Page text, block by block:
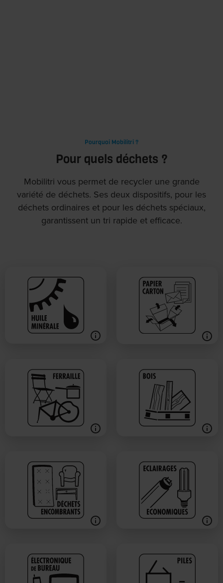
Pourquoi Mobilitri ?
Pour quels déchets ?
Mobilitri vous permet de recycler une grande
variété de déchets. Ses deux dispositifs, pour les
déchets ordinaires et pour les déchets spéciaux,
garantissent un tri rapide et efficace.